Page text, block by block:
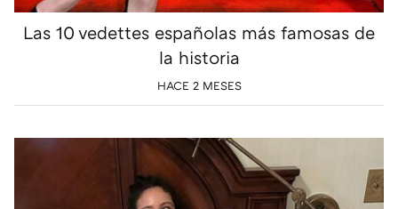
Las 10 vedettes españolas más famosas de
la historia
HACE 2 MESES